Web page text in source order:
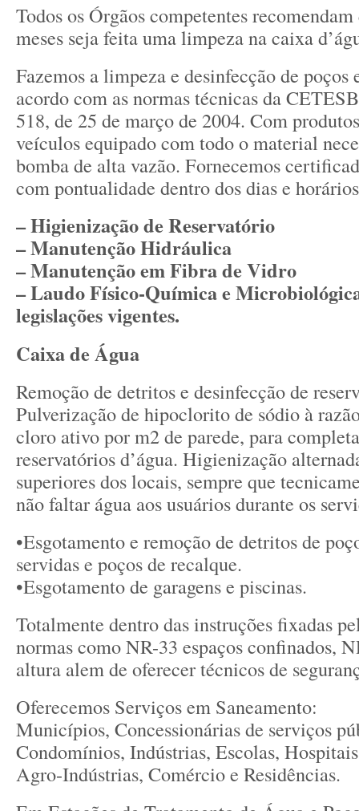
Todos os Órgãos competentes recomendam
meses seja feita uma limpeza na caixa
Fazemos a limpeza e desinfecção de poços
acordo com as normas técnicas da
518, de 25 de março de 2004. Com
veículos equipado com todo o material
bomba de alta vazão. Fornecemos
com pontualidade dentro dos dias e
– Higienização de Reservatório
– Manutenção Hidráulica
– Manutenção em Fibra de Vidro
– Laudo Físico-Química e
legislações vigentes.
Caixa de Água
Remoção de detritos e desinfecção de
Pulverização de hipoclorito de sódio à
cloro ativo por m2 de parede, para
reservatórios d’água. Higienização
superiores dos locais, sempre que
não faltar água aos usuários durante os
•Esgotamento e remoção de detritos de
servidas e poços de recalque.
•Esgotamento de garagens e piscinas.
Totalmente dentro das instruções fixadas
normas como NR-33 espaços confinados,
altura alem de oferecer técnicos de
Oferecemos Serviços em Saneamento:
Municípios, Concessionárias de serviços
Condomínios, Indústrias, Escolas,
Agro-Indústrias, Comércio e Residências.